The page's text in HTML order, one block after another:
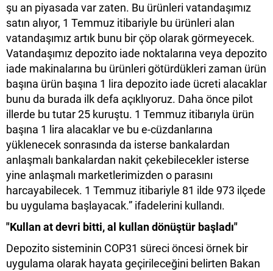
şu an piyasada var zaten. Bu ürünleri vatandaşımız
satın alıyor, 1 Temmuz itibariyle bu ürünleri alan
vatandaşımız artık bunu bir çöp olarak görmeyecek.
Vatandaşımız depozito iade noktalarına veya depozito
iade makinalarına bu ürünleri götürdükleri zaman ürün
başına ürün başına 1 lira depozito iade ücreti alacaklar
bunu da burada ilk defa açıklıyoruz. Daha önce pilot
illerde bu tutar 25 kuruştu. 1 Temmuz itibarıyla ürün
başına 1 lira alacaklar ve bu e-cüzdanlarına
yüklenecek sonrasında da isterse bankalardan
anlaşmalı bankalardan nakit çekebilecekler isterse
yine anlaşmalı marketlerimizden o parasını
harcayabilecek. 1 Temmuz itibariyle 81 ilde 973 ilçede
bu uygulama başlayacak.” ifadelerini kullandı.
"Kullan at devri bitti, al kullan dönüştür başladı"
Depozito sisteminin COP31 süreci öncesi örnek bir
uygulama olarak hayata geçirileceğini belirten Bakan